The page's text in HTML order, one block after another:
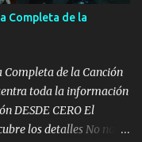
mano al que su amigo y
aquí hay pa más
pues no hay de otra...
Completa de la
Completa de la Canción
toda la información
DESDE CERO El
los detalles No nací